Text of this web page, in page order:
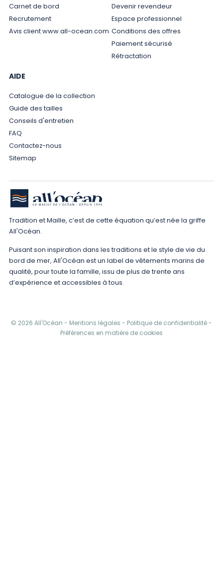
Carnet de bord
Recrutement
Avis client www.all-ocean.com
Devenir revendeur
Espace professionnel
Conditions des offres
Paiement sécurisé
Rétractation
AIDE
Catalogue de la collection
Guide des tailles
Conseils d'entretien
FAQ
Contactez-nous
Sitemap
Tradition et Maille, c’est de cette équation qu’est née la griffe
All'Océan.
Puisant son inspiration dans les traditions et le style de vie du
bord de mer, All'Océan est un label de vêtements marins de
qualité, pour toute la famille, issu de plus de trente ans
d’expérience et accessibles à tous.
© 2026 All'Océan - Mentions légales - Politique de confidentialité-
Préférences en matière de cookies